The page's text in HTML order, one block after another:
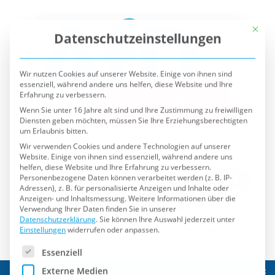
Datenschutzeinstellungen
essenziell, während andere uns helfen, diese Website und Ihre
Erfahrung zu verbessern.
Wenn Sie unter 16 Jahre alt sind und Ihre Zustimmung zu freiwilligen
Diensten geben möchten, müssen Sie Ihre Erziehungsberechtigten
um Erlaubnis bitten.
Wir verwenden Cookies und andere Technologien auf unserer
Website. Einige von ihnen sind essenziell, während andere uns
helfen, diese Website und Ihre Erfahrung zu verbessern.
Personenbezogene Daten können verarbeitet werden (z. B. IP-
Adressen), z. B. für personalisierte Anzeigen und Inhalte oder
Anzeigen- und Inhaltsmessung.Weitere Informationen über die
Verwendung Ihrer Daten finden Sie in unserer
Datenschutzerklärung. Sie können Ihre Auswahl jederzeit unter
Einstellungenwiderrufen oder anpassen.